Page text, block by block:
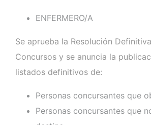
ENFERMERO/A
Se aprueba la Resolución
Concursos y se anuncia la
listados definitivos de:
Personas concursantes que
Personas concursantes que